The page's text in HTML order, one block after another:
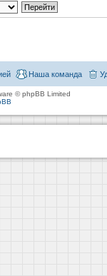
Наша команда
© phpBB Limited